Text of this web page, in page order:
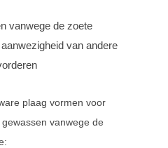
vanwege de zoete
van andere
plaag vormen voor
vanwege de